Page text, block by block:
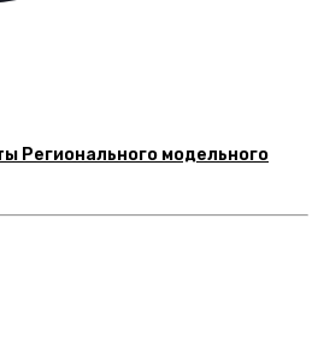
Регионального модельного